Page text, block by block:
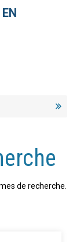
de recherche.